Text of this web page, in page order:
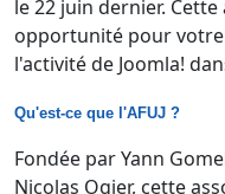
le 22 juin dernier.
opportunité pour
l'activité de Joomla!
Qu'est-ce que l'AFUJ ?
Fondée par Yann
Nicolas Ogier, cette